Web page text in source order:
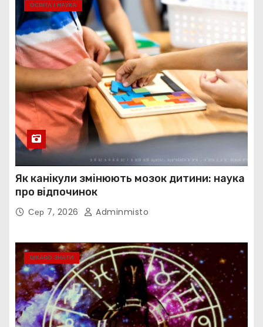
ОСВІТА І НАУКА
Як канікули змінюють мозок дитини: наука
про відпочинок
Сер 7, 2026 Adminmisto
ЦІКАВО ЗНАТИ